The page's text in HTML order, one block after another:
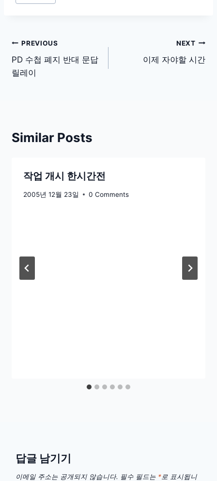
Tags:
글
탐
색
PREVIOUS
PD 수첩 폐지 반대 문답
릴레이
NEXT
이제 자야할 시간
Similar Posts
작업 개시 한시간전
2005년 12월 23일 0 Comments
답글 남기기
이메일 주소는 공개되지 않습니다. 필수 필드는 *로 표시됩니